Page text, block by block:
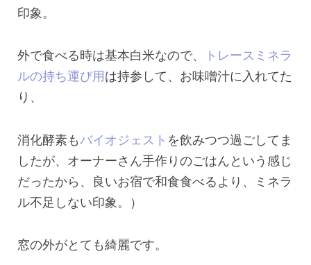
印象。
外で食べる時は基本白米なので、
トレースミネラ
ルの持ち運び用は持参して、お味噌汁に入れてた
り、
消化酵素もバイオジェスト を飲みつつ過ごしてま
したが、オーナーさん手作りのごはんという感じ
だったから、良いお宿で和食食べるより、ミネラ
ル不足しない印象。）
窓の外がとても綺麗です。